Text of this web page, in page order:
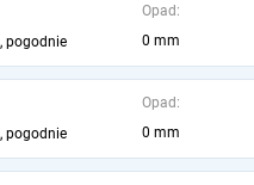
pogodnie
Opad:
0 mm
pogodnie
Opad:
0 mm